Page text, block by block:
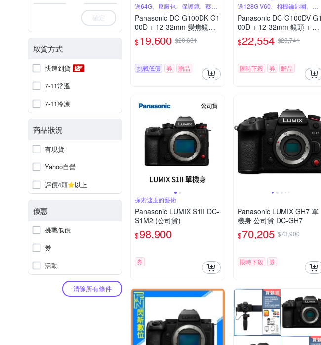
確定
取貨方式
快速到貨
7-11常溫
7-11冷凍
商品狀況
有現貨
Yahoo自營
評價4顆
以上
優惠
挑戰低價
券
活動
清除所有條件
送64G、原廠包、保護鏡、蔡司
噴罐
Panasonic DC-G100DK G1
00D + 12-32mm 變焦鏡組
公司貨
$19,600 $20,631
挑戰低價 券 贈品
送128G V60、相機鑰匙圈、原
廠包
Panasonic DC-G100DV G1
00D + 12-32mm 鏡頭 + DM
W-SHGR2 三腳架握把組 公
司貨
$22,554 $23,741
限時下殺 券 贈品
探索速度的藝術
Panasonic LUMIX S1II DC-
S1M2 (公司貨)
$98,900
券
Panasonic LUMIX GH7 單
機身 公司貨 DC-GH7
$70,205 $73,900
限時下殺 券